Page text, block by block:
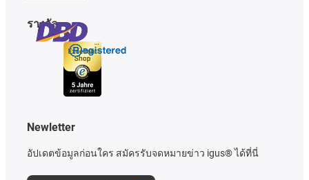
รางวัล
Newletter
อัปเดตข้อมูลก่อนใคร สมัครรับจดหมายข่าว igus® ได้ที่นี่